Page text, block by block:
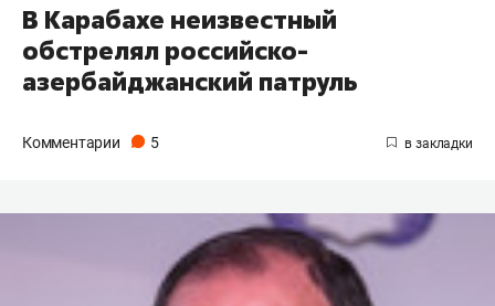
В Карабахе неизвестный
обстрелял российско-
азербайджанский патруль
Комментарии 5